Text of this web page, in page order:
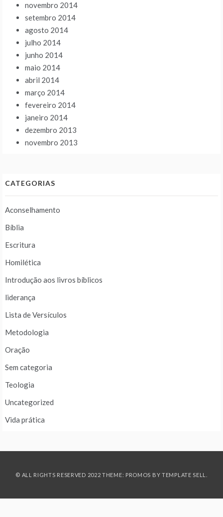
novembro 2014
setembro 2014
agosto 2014
julho 2014
junho 2014
maio 2014
abril 2014
março 2014
fevereiro 2014
janeiro 2014
dezembro 2013
novembro 2013
CATEGORIAS
Aconselhamento
Bíblia
Escritura
Homilética
Introdução aos livros bíblicos
liderança
Lista de Versículos
Metodologia
Oração
Sem categoria
Teologia
Uncategorized
Vida prática
© ALL RIGHTS RESERVED 2022 THEME: PROMOS BY TEMPLATE SELL